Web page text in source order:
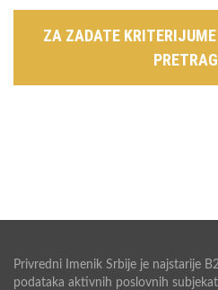
ZA ZADATE
Privredni Imenik Srbije je najstarije
podataka aktivnih poslovnih